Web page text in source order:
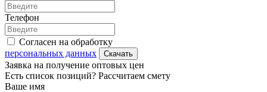
Телефон
Согласен на обработку
персональных данных
Скачать
Заявка на получение оптовых цен
Есть список позиций? Рассчитаем смету
Ваше имя